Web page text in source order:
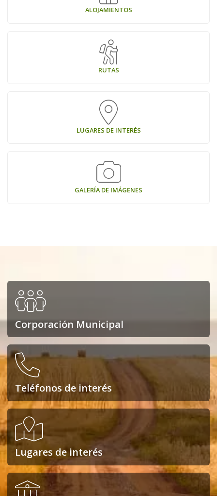
ALOJAMIENTOS
RUTAS
LUGARES DE INTERÉS
GALERÍA DE IMÁGENES
Corporación Municipal
Teléfonos de interés
Lugares de interés